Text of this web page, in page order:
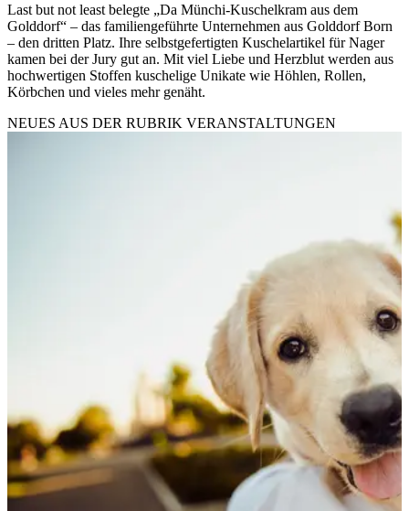
Last but not least belegte „Da Münchi-Kuschelkram aus dem
Golddorf“ – das familiengeführte Unternehmen aus Golddorf Born
– den dritten Platz. Ihre selbstgefertigten Kuschelartikel für Nager
kamen bei der Jury gut an. Mit viel Liebe und Herzblut werden aus
hochwertigen Stoffen kuschelige Unikate wie Höhlen, Rollen,
Körbchen und vieles mehr genäht.
NEUES AUS DER RUBRIK VERANSTALTUNGEN